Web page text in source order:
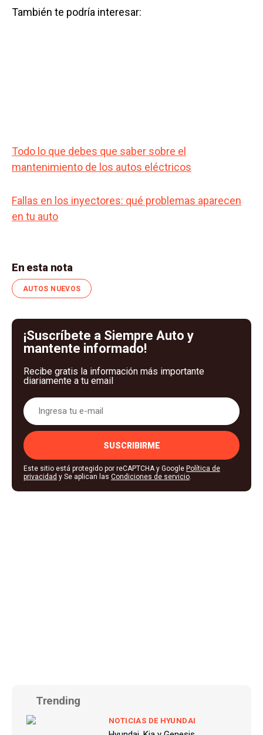
También te podría interesar:
Todo lo que debes que saber sobre el
mantenimiento de los autos eléctricos
Fallas en los inyectores: qué problemas aparecen
en tu auto
En esta nota
AUTOS NUEVOS
¡Suscríbete a Siempre Auto y
mantente informado!
Recibe gratis la información más importante
diariamente a tu email
SUSCRIBIRME
Este sitio está protegido por reCAPTCHA y Google Política de
privacidad y Se aplican las Condiciones de servicio.
Trending
NOTICIAS DE HYUNDAI